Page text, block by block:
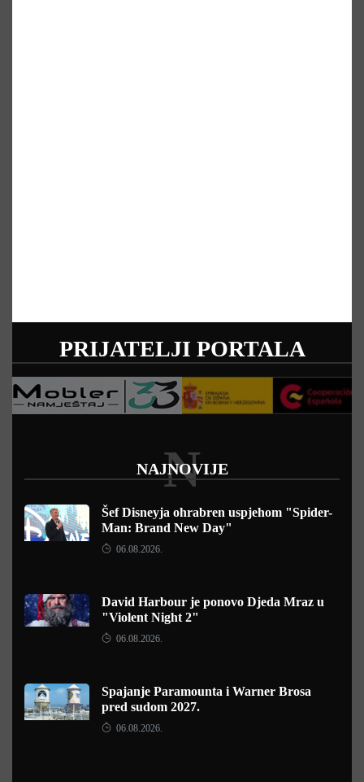
PRIJATELJI PORTALA
NAJNOVIJE
N
Šef Disneyja ohrabren uspjehom "Spider-
Man: Brand New Day"
06.08.2026.
David Harbour je ponovo Djeda Mraz u
"Violent Night 2"
06.08.2026.
Spajanje Paramounta i Warner Brosa
pred sudom 2027.
06.08.2026.